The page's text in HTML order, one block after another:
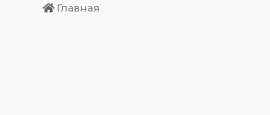
Главная